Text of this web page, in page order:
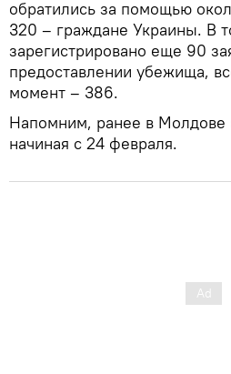
обратились за помощью
320 – граждане Украины. В
зарегистрировано еще 90
предоставлении убежища,
момент – 386.
Напомним, ранее в Молдове
начиная с 24 февраля.